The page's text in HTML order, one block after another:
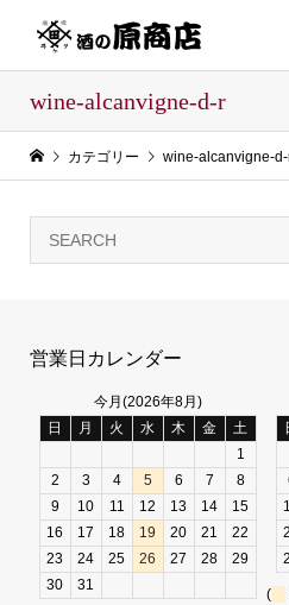
wine-alcanvigne-d-r
カテゴリー wine-alcanvigne-
営業日カレンダー
今月(2026年8月)
日
月 火 水 木 金
土
1
2
3 4 5 6 7
8
9
10 11 12 13 14
15
16
17 18 19 20 21
22
23
24 25 26 27 28
29
30
31
(